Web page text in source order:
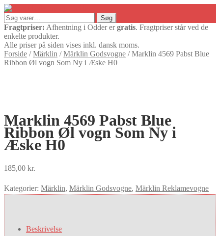
Søg
efter:
Søg
Fragtpriser: Afhentning i Odder ergratis. Fragtpriser står ved de
enkelte produkter.
Alle priser på siden vises inkl. dansk moms.
Forside /Märklin /Märklin Godsvogne /Marklin 4569 Pabst Blue
Ribbon Øl vogn Som Ny i Æske H0
Marklin 4569 Pabst Blue
Ribbon Øl vogn Som Ny i
Æske H0
185,00 kr.
Kategorier: Märklin, Märklin Godsvogne, Märklin Reklamevogne
Beskrivelse